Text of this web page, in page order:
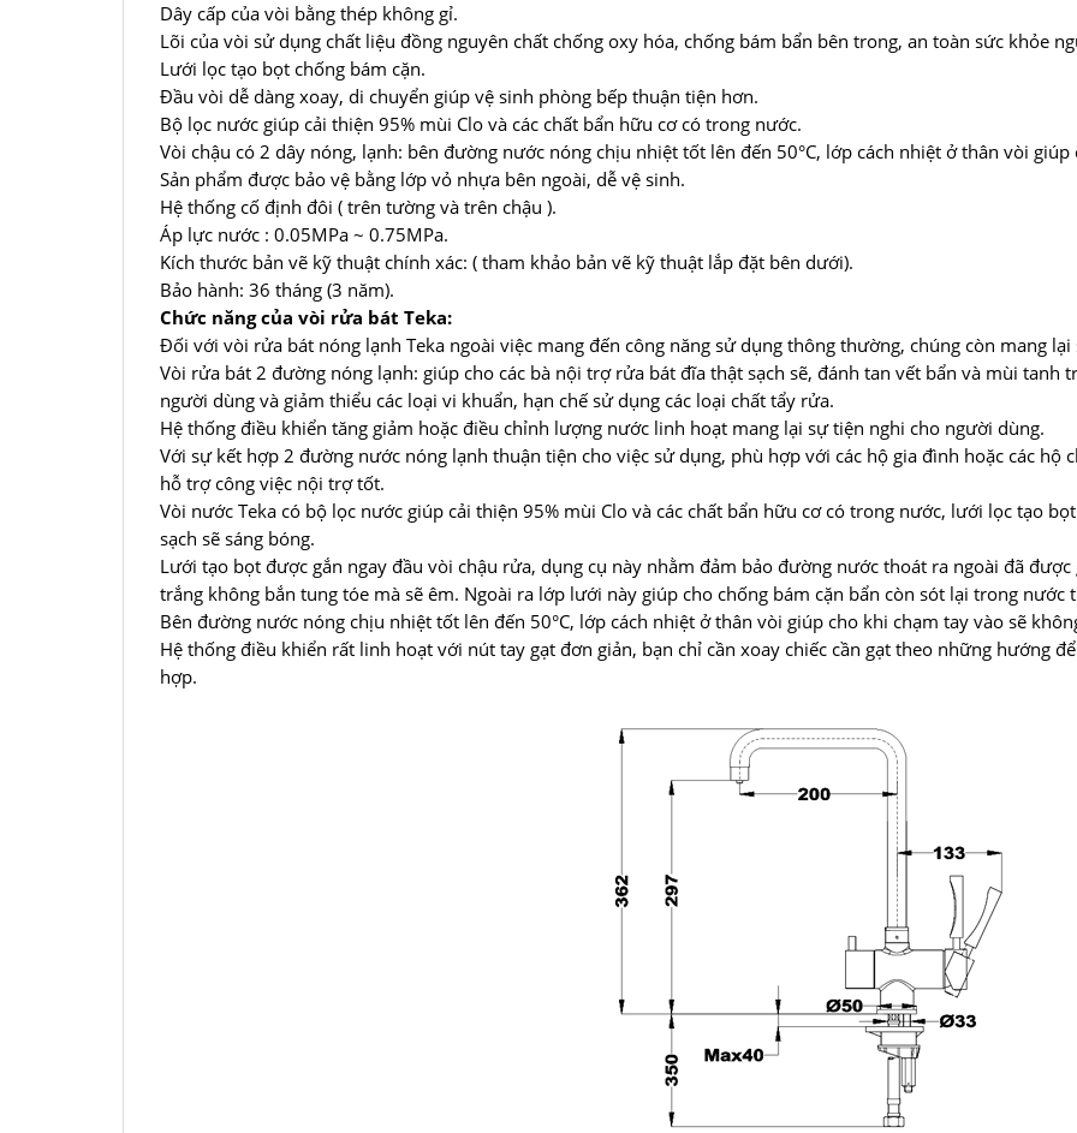
Dây cấp của vòi bằng thép không gỉ.
Lõi của vòi sử dụng chất liệu đồng nguyên chất chống oxy hóa, chống bám bẩn bên trong, an toàn sức khỏe
Lưới lọc tạo bọt chống bám cặn.
Đầu vòi dễ dàng xoay, di chuyển giúp vệ sinh phòng bếp thuận tiện hơn.
Bộ lọc nước giúp cải thiện 95% mùi Clo và các chất bẩn hữu cơ có trong nước.
Vòi chậu có 2 dây nóng, lạnh: bên đường nước nóng chịu nhiệt tốt lên đến 50°C, lớp cách nhiệt ở thân vòi
Sản phẩm được bảo vệ bằng lớp vỏ nhựa bên ngoài, dễ vệ sinh.
Hệ thống cố định đôi ( trên tường và trên chậu ).
Áp lực nước : 0.05MPa ~ 0.75MPa.
Kích thước bản vẽ kỹ thuật chính xác: ( tham khảo bản vẽ kỹ thuật lắp đặt bên dưới).
Bảo hành: 36 tháng (3 năm).
Chức năng của vòi rửa bát Teka:
Đối với vòi rửa bát nóng lạnh Teka ngoài việc mang đến công năng sử dụng thông thường, chúng còn mang
Vòi rửa bát 2 đường nóng lạnh: giúp cho các bà nội trợ rửa bát đĩa thật sạch sẽ, đánh tan vết bẩn và mùi tanh
người dùng và giảm thiểu các loại vi khuẩn, hạn chế sử dụng các loại chất tẩy rửa.
Hệ thống điều khiển tăng giảm hoặc điều chỉnh lượng nước linh hoạt mang lại sự tiện nghi cho người dùng.
Với sự kết hợp 2 đường nước nóng lạnh thuận tiện cho việc sử dụng, phù hợp với các hộ gia đình hoặc các hộ
hỗ trợ công việc nội trợ tốt.
Vòi nước Teka có bộ lọc nước giúp cải thiện 95% mùi Clo và các chất bẩn hữu cơ có trong nước, lưới lọc tạo
sạch sẽ sáng bóng.
Lưới tạo bọt được gắn ngay đầu vòi chậu rửa, dụng cụ này nhằm đảm bảo đường nước thoát ra ngoài đã
trắng không bắn tung tóe mà sẽ êm. Ngoài ra lớp lưới này giúp cho chống bám cặn bẩn còn sót lại trong nước
Bên đường nước nóng chịu nhiệt tốt lên đến 50°C, lớp cách nhiệt ở thân vòi giúp cho khi chạm tay vào sẽ
Hệ thống điều khiển rất linh hoạt với nút tay gạt đơn giản, bạn chỉ cần xoay chiếc cần gạt theo những hướng
hợp.